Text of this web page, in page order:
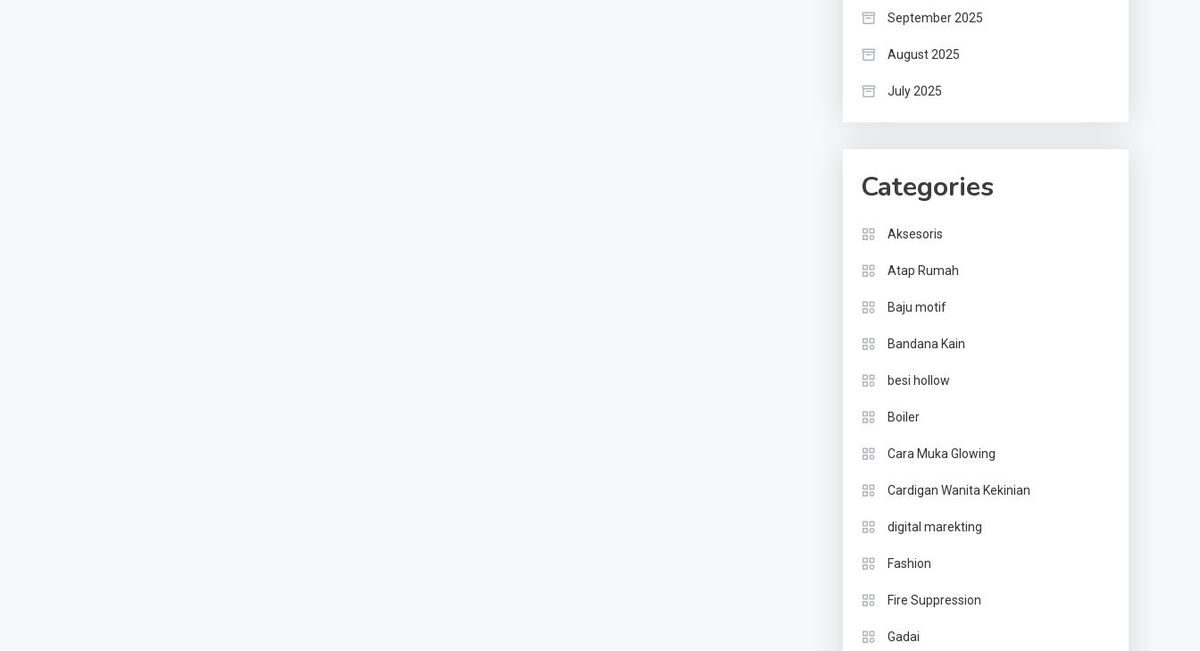
September 2025
August 2025
July 2025
Categories
Aksesoris
Atap Rumah
Baju motif
Bandana Kain
besi hollow
Boiler
Cara Muka Glowing
Cardigan Wanita Kekinian
digital marekting
Fashion
Fire Suppression
Gadai